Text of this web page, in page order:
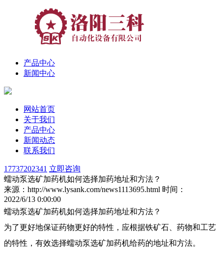
产品中心
新闻中心
网站首页
关于我们
产品中心
新闻动态
联系我们
17737202341 立即咨询
蠕动泵选矿加药机如何选择加药地址和方法？
来源：http://www.lysank.com/news1113695.html 时间：
2022/6/13 0:00:00
蠕动泵选矿加药机如何选择加药地址和方法？
为了更好地保证药物更好的特性，应根据铁矿石、药物和工艺
的特性，有效选择蠕动泵选矿加药机给药的地址和方法。